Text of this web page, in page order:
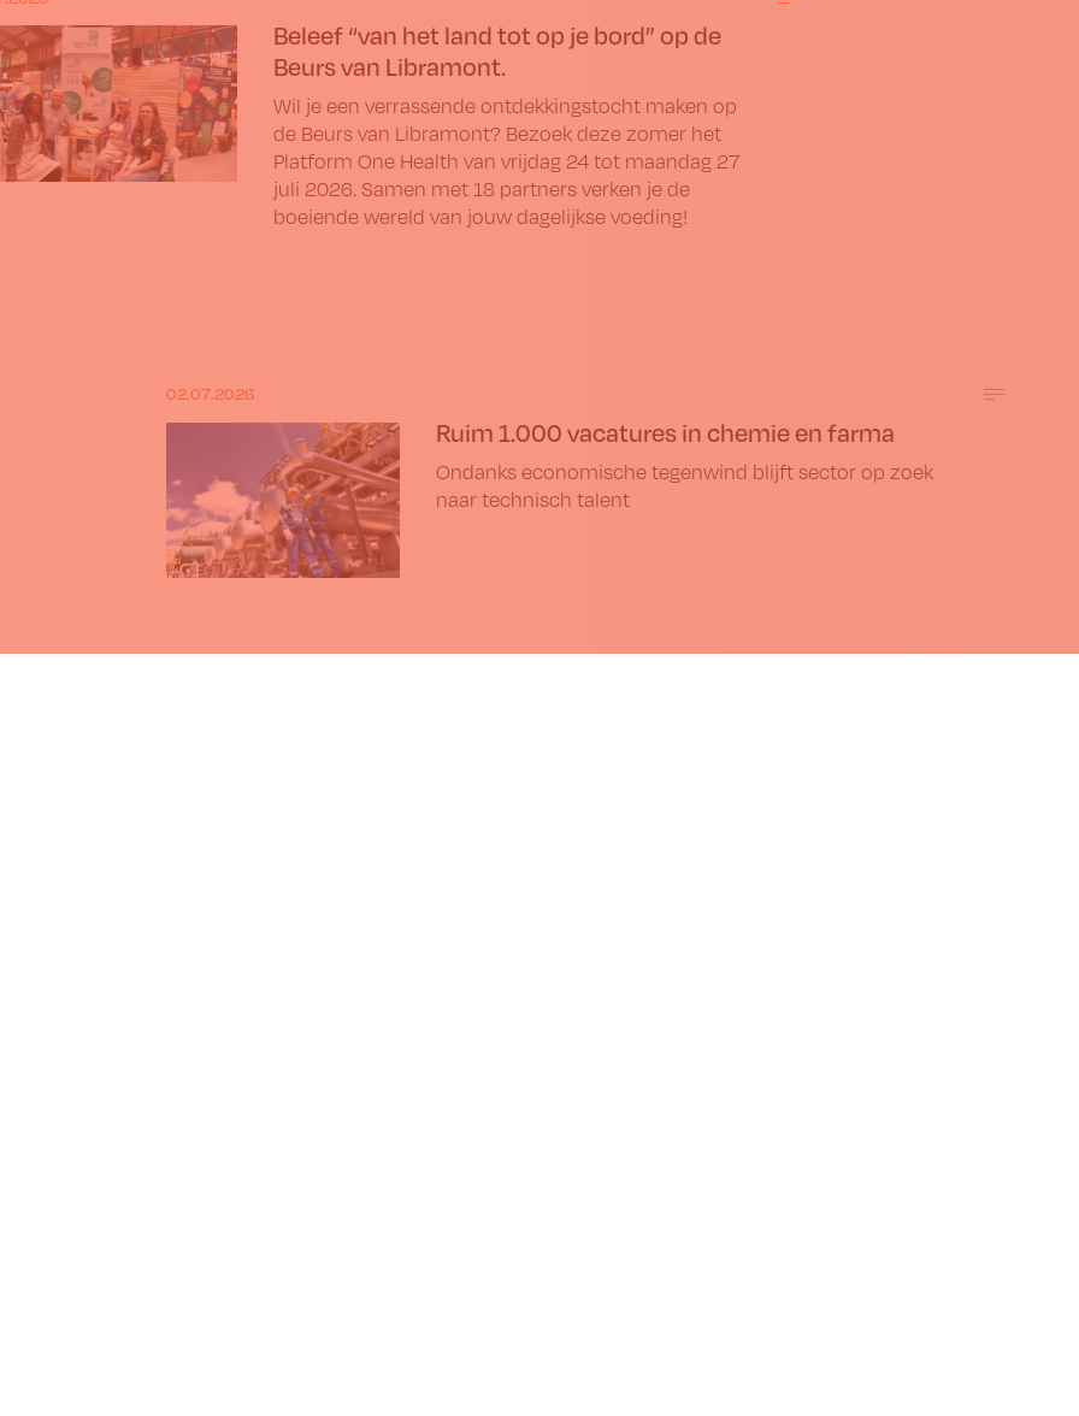
Beleef “van het land tot op je bord” op de
Beurs van Libramont.
Wil je een verrassende ontdekkingstocht maken op
de Beurs van Libramont? Bezoek deze zomer het
Platform One Health van vrijdag 24 tot maandag 27
juli 2026. Samen met 18 partners verken je de
boeiende wereld van jouw dagelijkse voeding!
02.07.2026
Ruim 1.000 vacatures in chemie en farma
Ondanks economische tegenwind blijft sector op zoek
naar technisch talent